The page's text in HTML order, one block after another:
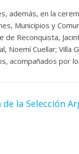
además, en la
Municipios y
de Reconquista,
Noemí Cuellar; Villa
acompañados por
la Selección